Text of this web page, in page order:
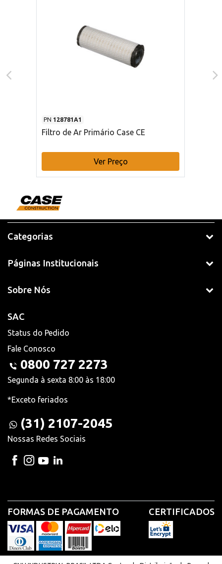
PN 128781A1
Filtro de Ar Primário Case CE
Ver Preço
Categorias
Páginas Institucionais
Sobre Nós
SAC
Status do Pedido
Fale Conosco
0800 727 2273
Segunda à sexta 8:00 às 18:00
*Exceto feriados
(31) 2107-2045
Nossas Redes Sociais
FORMAS DE PAGAMENTO CERTIFICADOS